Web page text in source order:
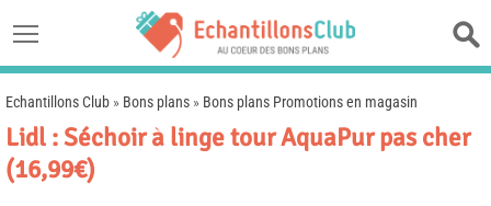
Echantillons Club » Bons plans » Bons plans Promotions en magasin
Lidl : Séchoir à linge tour AquaPur pas cher
(16,99€)